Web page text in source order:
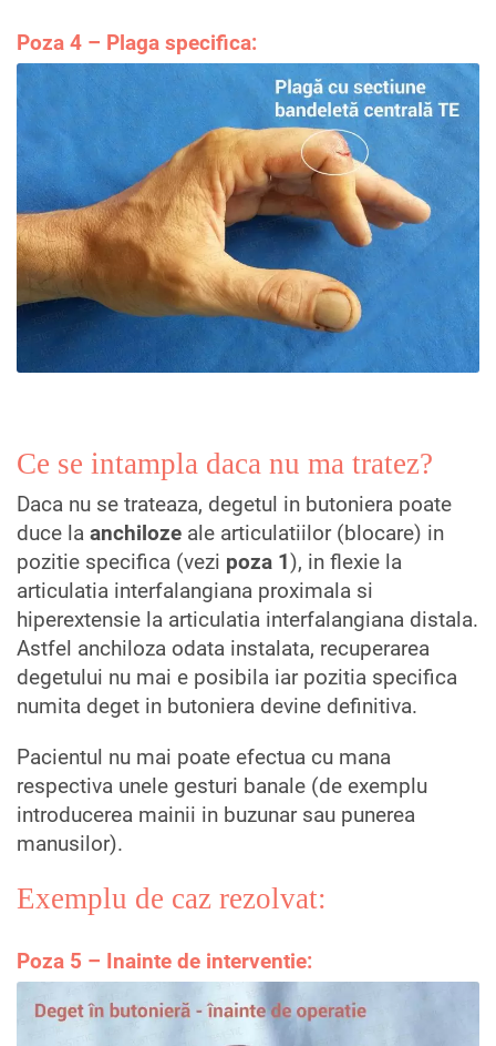
Poza 4 – Plaga specifica:
Ce se intampla daca nu ma tratez?
Daca nu se trateaza, degetul in butoniera poate
duce la anchiloze ale articulatiilor (blocare) in
pozitie specifica (vezi poza 1), in flexie la
articulatia interfalangiana proximala si
hiperextensie la articulatia interfalangiana distala.
Astfel anchiloza odata instalata, recuperarea
degetului nu mai e posibila iar pozitia specifica
numita deget in butoniera devine definitiva.
Pacientul nu mai poate efectua cu mana
respectiva unele gesturi banale (de exemplu
introducerea mainii in buzunar sau punerea
manusilor).
Exemplu de caz rezolvat:
Poza 5 – Inainte de interventie: